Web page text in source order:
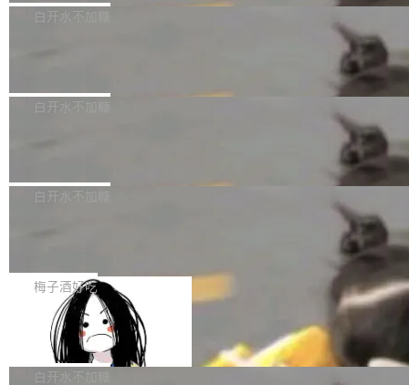
不得生成涉及安全性的关键变更，除非作者本身
36个月。 公告显示，本次宇树科技战略配售对
员工参与设立的专项资产管理计划。其中，Dee
获配9...
Bug fixes and enhancements 修复多次传递同
一个回归问题，该问题导致拉取镜像时会拒绝包
题，该问题可能导致在旧版 Linux 内核...
白开水不加糖
e 孵化器项目管理委员会（IPMC）投票中获得
P）！这一里程碑不仅标志着 Fluss 迈入新的发
白开水不加糖
长期停止内容更新，未能实现其作为“AI版维基百
提交的编辑请求也长期处于待处理状态。 Groki
pedia 于去年底上线，定位为由人工智能生成内
容的百科平台，被马斯克视为传统众包百科网站
维基百科的替代方案。Lawfare 调查发现，无论
热门页面还是低关注度页面，均未出现近期更
白开水不加糖
是这样的：配 MessageSource 的 Bean、写 R
eloadableResourceBundleMessageSource、
声明 LocaleResolver、注册 LocaleChangeInt
erceptor…五六步之后才能看到第一行翻译文
本。 Solon 换了个方式。整个 i18n 模块围绕三
梅子酒好吃
Apache Doris 4.1 全面增强 Iceberg：
支持 UPDATE、MERGE INTO 与 Iceb
erg V3
Apache Doris 4.1 要补齐的，正是缺失的那一
半。在已有查询能力的基础上，Doris 进一步支
白开水不加糖